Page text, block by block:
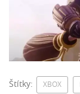
Štítky: XBOX